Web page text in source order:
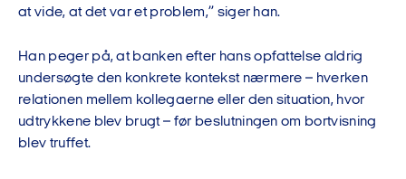
at vide, at det var et problem,” siger han.
Han peger på, at banken efter hans opfattelse aldrig
undersøgte den konkrete kontekst nærmere – hverken
relationen mellem kollegaerne eller den situation, hvor
udtrykkene blev brugt – før beslutningen om bortvisning
blev truffet.